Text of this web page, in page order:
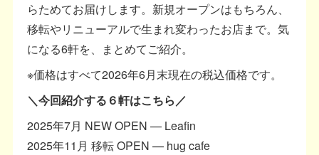
らためてお届けします。新規オープンはもちろん、
移転やリニューアルで生まれ変わったお店まで。気
になる6軒を、まとめてご紹介。
※価格はすべて2026年6月末現在の税込価格です。
＼今回紹介する６軒はこちら／
2025年7月 NEW OPEN — Leafin
2025年11月 移転 OPEN — hug cafe